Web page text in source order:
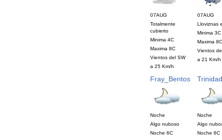
07AUG
Totalmente
cubierto
Minima 4C
Maxima 8C
Vientos del SW
a 25 Km/h
07AUG
Lloviznas
Minima 3C
Maxima 8C
Vientos
a 21 Km/h
Fray_Bentos
Noche
Algo nuboso
Noche 6C
Trinidad
Noche
Algo
Noche 6C